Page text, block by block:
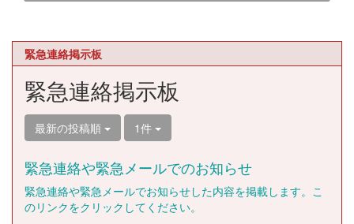
緊急連絡掲示板
緊急連絡掲示板
最新の投稿順 1件
緊急連絡や緊急メールでのお知らせ
緊急連絡や緊急メールでお知らせした内容を掲載します。こ
のリンクをクリックしてください。